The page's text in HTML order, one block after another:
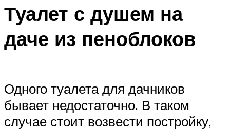
Туалет с душем на
даче из пеноблоков
Одного туалета для дачников
бывает недостаточно. В таком
случае стоит возвести постройку,